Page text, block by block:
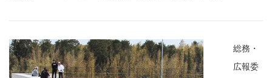
総務・
広報委